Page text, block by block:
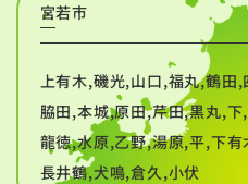
宮若市
上有木,磯光,山口,福丸,鶴
脇田,本城,原田,芹田,黒丸,
龍徳,水原,乙野,湯原,平,下
長井鶴,犬鳴,倉久,小伏